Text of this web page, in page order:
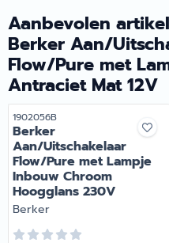
Aanbevolen
Berker Aan/
Flow/Pure met
Antraciet Mat 12V
Artikelnummer
1902056B
Berker
Aan/Uitschakelaar
Flow/Pure met Lampje
Inbouw Chroom
Hoogglans 230V
Merk:
Berker